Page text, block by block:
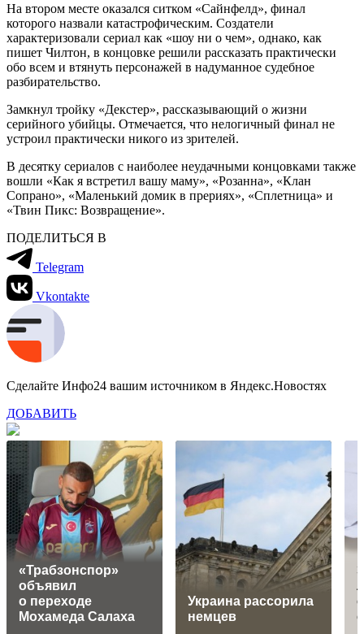
На втором месте оказался ситком «Сайнфелд», финал
которого назвали катастрофическим. Создатели
характеризовали сериал как «шоу ни о чем», однако, как
пишет Чилтон, в концовке решили рассказать практически
обо всем и втянуть персонажей в надуманное судебное
разбирательство.
Замкнул тройку «Декстер», рассказывающий о жизни
серийного убийцы. Отмечается, что нелогичный финал не
устроил практически никого из зрителей.
В десятку сериалов с наиболее неудачными концовками также
вошли «Как я встретил вашу маму», «Розанна», «Клан
Сопрано», «Маленький домик в прериях», «Сплетница» и
«Твин Пикс: Возвращение».
ПОДЕЛИТЬСЯ В
Telegram
Vkontakte
Сделайте Инфо24 вашим источником в Яндекс.Новостях
ДОБАВИТЬ
«Трабзонспор»
объявил
о переходе
Мохамеда Салаха
Украина рассорила
немцев